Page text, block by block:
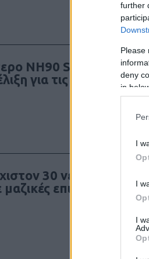
further
Please
deny
in
I
I
I
NH90 Standard
για τις ειδικές
30 νεκροί
επιθέσεις